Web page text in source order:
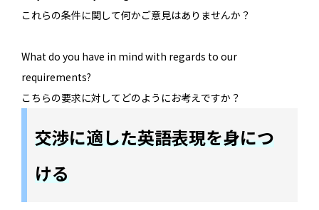
これらの条件に関して何かご意見はありませんか？
What do you have in mind with regards to our
requirements?
こちらの要求に対してどのようにお考えですか？
交渉に適した英語表現を身につ
ける